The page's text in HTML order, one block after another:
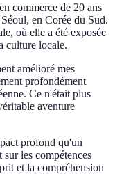
commerce de 20 ans
en Corée du Sud.
où elle a été exposée
culture locale.
amélioré mes
profondément
Ce n'était plus
aventure
profond qu'un
les compétences
et la compréhension